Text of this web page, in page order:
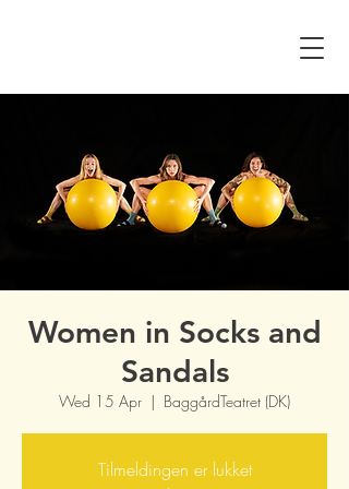
Women in Socks and
Sandals
Wed 15 Apr
  |
BaggårdTeatret (DK)
Tilmeldingen er lukket